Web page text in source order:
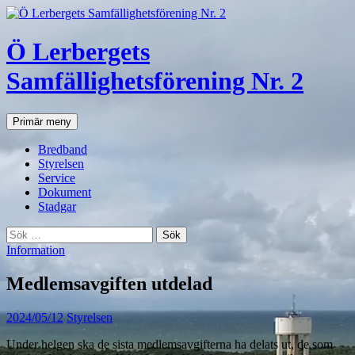
Hoppa
innehåll
Ö Lerbergets
Samfällighetsförening Nr. 2
SökPrimär meny
Bredband
Styrelsen
Service
Dokument
Stadgar
Sök
efter:
Information
Medlemsavgiften utdelad
2024/05/12 Styrelsen
Under helgen ska de sista medlemsavgifterna ha delats ut, de som